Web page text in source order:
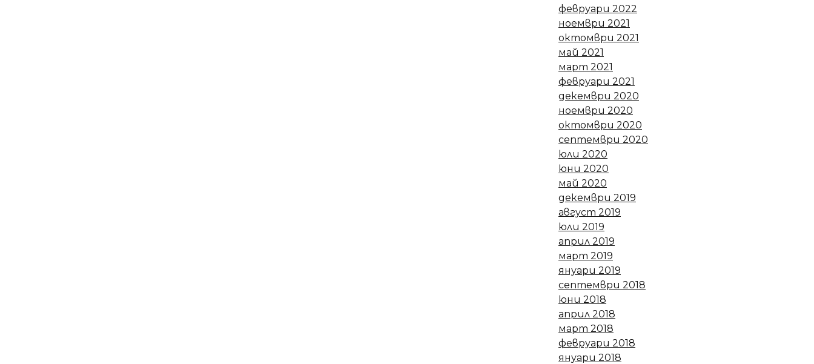
февруари 2022
ноември 2021
октомври 2021
май 2021
март 2021
февруари 2021
декември 2020
ноември 2020
октомври 2020
септември 2020
юли 2020
юни 2020
май 2020
декември 2019
август 2019
юли 2019
април 2019
март 2019
януари 2019
септември 2018
юни 2018
април 2018
март 2018
февруари 2018
януари 2018